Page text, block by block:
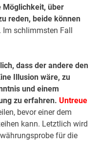
Möglichkeit, über
reden, beide können
Im schlimmsten Fall
dass der andere den
Illusion wäre, zu
und einem
zu erfahren.Untreue
bevor einer dem
kann. Letztlich wird
für die